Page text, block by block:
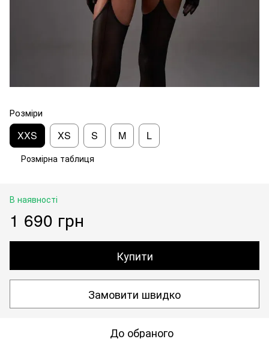
Розміри
XXS XS S M L
Розмірна таблиця
В наявності
1 690 грн
Купити
Замовити швидко
До обраного